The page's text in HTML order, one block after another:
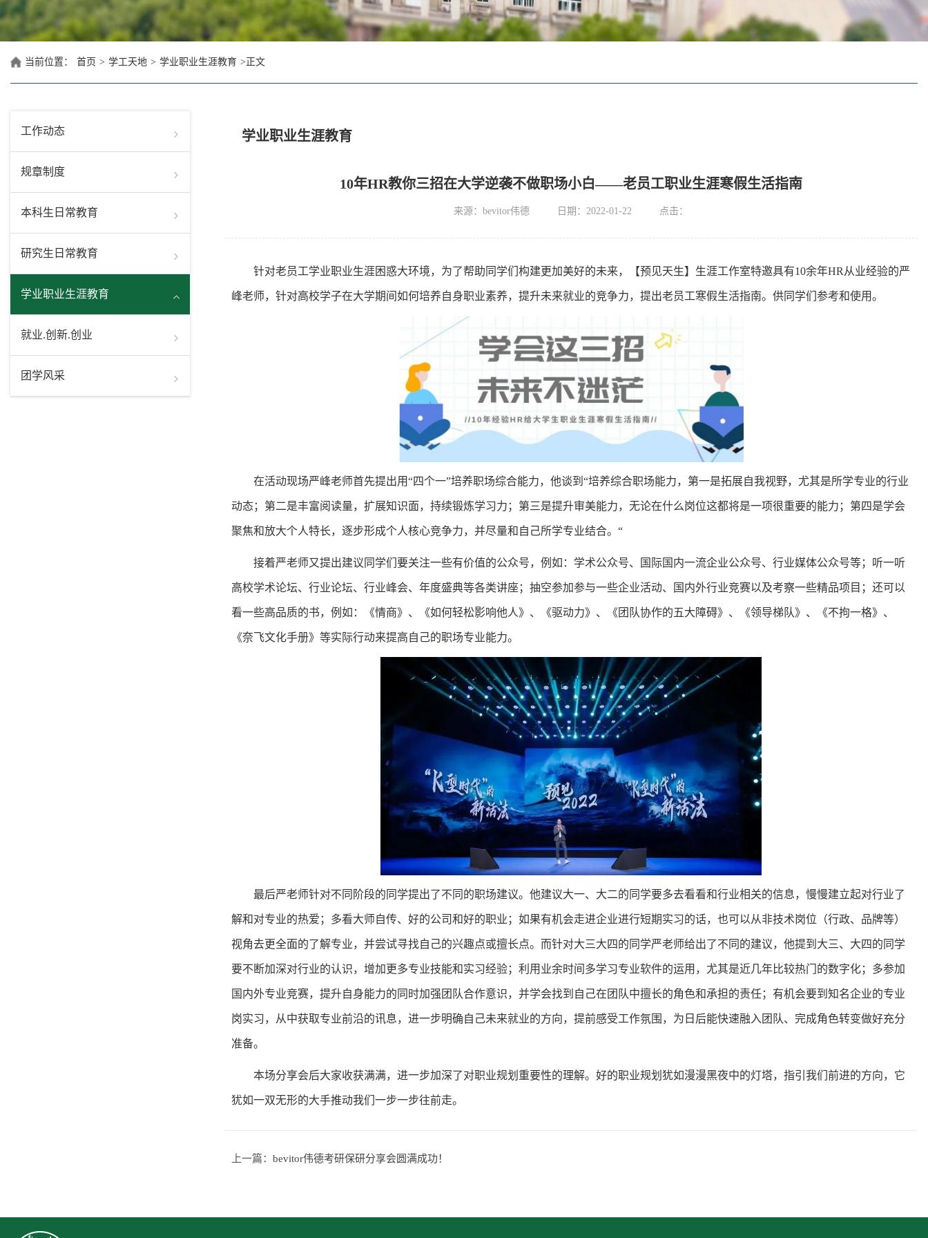
当前位置： 首页 > 学工天地 > 学业职业生涯教育 > 正文
工作动态
规章制度
本科生日常教育
研究生日常教育
学业职业生涯教育
就业.创新.创业
团学风采
学业职业生涯教育
10年HR教你三招在大学逆袭不做职场小白——老员工职业生涯寒假生活指南
来源：bevitor伟德 日期：2022-01-22 点击：
针对老员工学业职业生涯困惑大环境，为了帮助同学们构建更加美好的未来，【预见天生】生涯工作室特邀具有10余年HR从业经验的严
峰老师，针对高校学子在大学期间如何培养自身职业素养，提升未来就业的竞争力，提出老员工寒假生活指南。供同学们参考和使用。
在活动现场严峰老师首先提出用“四个一”培养职场综合能力，他谈到“培养综合职场能力，第一是拓展自我视野，尤其是所学专业的行业
动态；第二是丰富阅读量，扩展知识面，持续锻炼学习力；第三是提升审美能力，无论在什么岗位这都将是一项很重要的能力；第四是学会
聚焦和放大个人特长，逐步形成个人核心竞争力，并尽量和自己所学专业结合。“
接着严老师又提出建议同学们要关注一些有价值的公众号，例如：学术公众号、国际国内一流企业公众号、行业媒体公众号等；听一听
高校学术论坛、行业论坛、行业峰会、年度盛典等各类讲座；抽空参加参与一些企业活动、国内外行业竞赛以及考察一些精品项目；还可以
看一些高品质的书，例如：《情商》、《如何轻松影响他人》、《驱动力》、《团队协作的五大障碍》、《领导梯队》、《不拘一格》、
《奈飞文化手册》等实际行动来提高自己的职场专业能力。
最后严老师针对不同阶段的同学提出了不同的职场建议。他建议大一、大二的同学要多去看看和行业相关的信息，慢慢建立起对行业了
解和对专业的热爱；多看大师自传、好的公司和好的职业；如果有机会走进企业进行短期实习的话，也可以从非技术岗位（行政、品牌等）
视角去更全面的了解专业，并尝试寻找自己的兴趣点或擅长点。而针对大三大四的同学严老师给出了不同的建议，他提到大三、大四的同学
要不断加深对行业的认识，增加更多专业技能和实习经验；利用业余时间多学习专业软件的运用，尤其是近几年比较热门的数字化；多参加
国内外专业竞赛，提升自身能力的同时加强团队合作意识，并学会找到自己在团队中擅长的角色和承担的责任；有机会要到知名企业的专业
岗实习，从中获取专业前沿的讯息，进一步明确自己未来就业的方向，提前感受工作氛围，为日后能快速融入团队、完成角色转变做好充分
准备。
本场分享会后大家收获满满，进一步加深了对职业规划重要性的理解。好的职业规划犹如漫漫黑夜中的灯塔，指引我们前进的方向，它
犹如一双无形的大手推动我们一步一步往前走。
上一篇： bevitor伟德考研保研分享会圆满成功！